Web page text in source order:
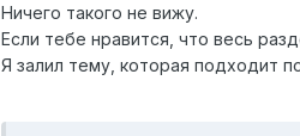
Ничего такого не вижу.
Если тебе нравится, что весь
Я залил тему, которая подходит